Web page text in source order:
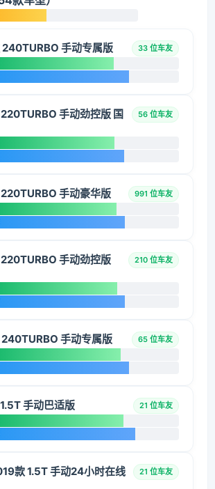
手动专属版 33 位车友
手动劲控版 国
56 位车友
手动豪华版 991 位车友
手动劲控版
210 位车友
手动专属版 65 位车友
手动巴适版 21 位车友
款 1.5T 手动24小时在线
21 位车友